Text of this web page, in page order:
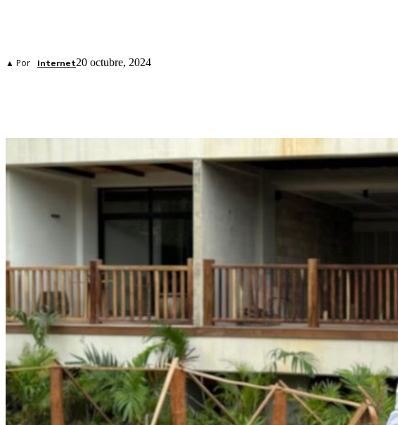
▲ Por Internet20 octubre, 2024